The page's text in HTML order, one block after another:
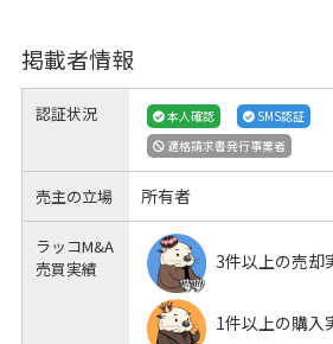
掲載者情報
認証状況 本人確認
SMS認証
適格請求書発行事業者
売主の立場 所有者
ラッコM&A
売買実績
3件以上の売却
1件以上の購入